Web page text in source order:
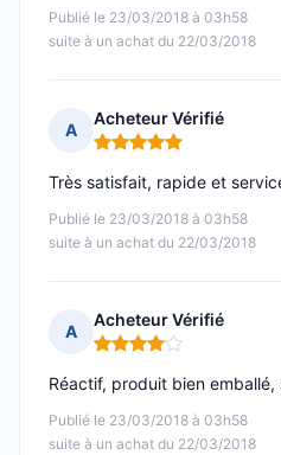
Publié le 23/03/2018 à 03h58
suite à un achat du 22/03/2018
A
Acheteur Vérifié
Note : 5 sur 5
Publié le 23/03/2018 à 03h58
suite à un achat du 22/03/2018
Très satisfait, rapide et
A
Acheteur Vérifié
Note : 4 sur 5
Publié le 23/03/2018 à 03h58
suite à un achat du 22/03/2018
Réactif, produit bien emballé,